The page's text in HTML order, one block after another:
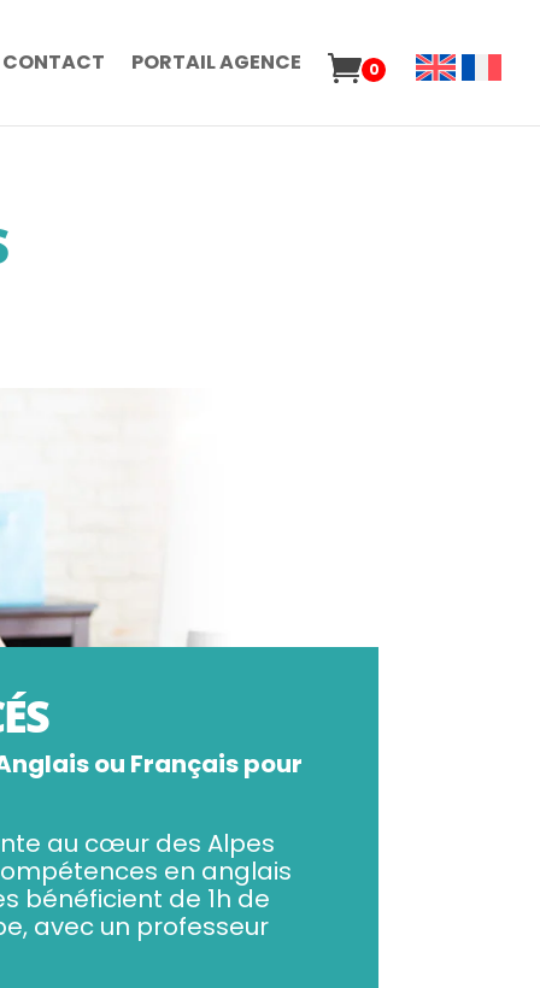
CONTACT PORTAIL AGENCE 0
ou Français pour
au cœur des Alpes
en anglais
bénéficient de 1h de
avec un professeur